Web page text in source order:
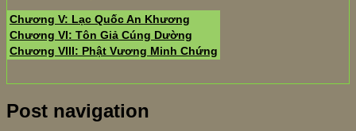
Chương V: Lạc Quốc An Khương
Chương VI: Tôn Giả Cúng Dường
Chương VIII: Phật Vương Minh Chứng
Post navigation